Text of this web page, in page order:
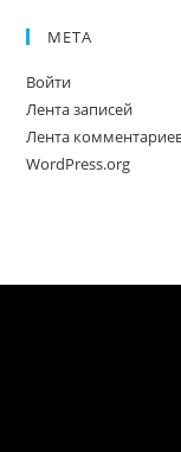
МЕТА
Войти
Лента записей
Лента
WordPress.org